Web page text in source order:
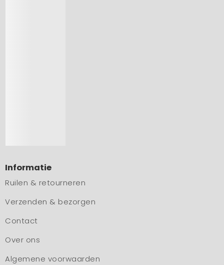
Informatie
Ruilen & retourneren
Verzenden & bezorgen
Contact
Over ons
Algemene voorwaarden